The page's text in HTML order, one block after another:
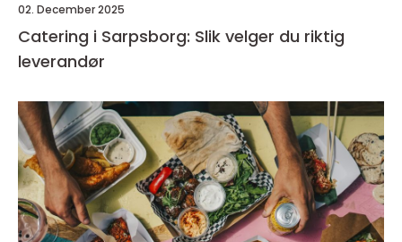
02. December 2025
Catering i Sarpsborg: Slik velger du riktig
leverandør